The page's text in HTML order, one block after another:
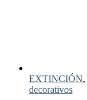
EXTINCIÓN,
decorativos